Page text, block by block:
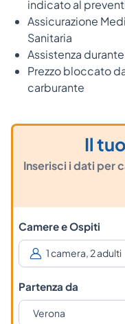
indicato al
Assicurazione
Sanitaria
Assistenza
Prezzo bloccato
carburante
Il
Inserisci i dati per
Camere e Ospiti
Partenza da